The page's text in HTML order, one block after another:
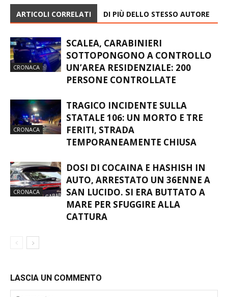
ARTICOLI CORRELATI DI PIÙ DELLO STESSO AUTORE
CRONACA
SCALEA, CARABINIERI
SOTTOPONGONO A CONTROLLO
UN’AREA RESIDENZIALE: 200
PERSONE CONTROLLATE
CRONACA
TRAGICO INCIDENTE SULLA
STATALE 106: UN MORTO E TRE
FERITI, STRADA
TEMPORANEAMENTE CHIUSA
CRONACA
DOSI DI COCAINA E HASHISH IN
AUTO, ARRESTATO UN 36ENNE A
SAN LUCIDO. SI ERA BUTTATO A
MARE PER SFUGGIRE ALLA
CATTURA
LASCIA UN COMMENTO